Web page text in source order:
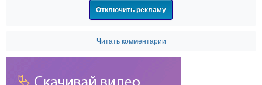
Отключить рекламу
Читать комментарии